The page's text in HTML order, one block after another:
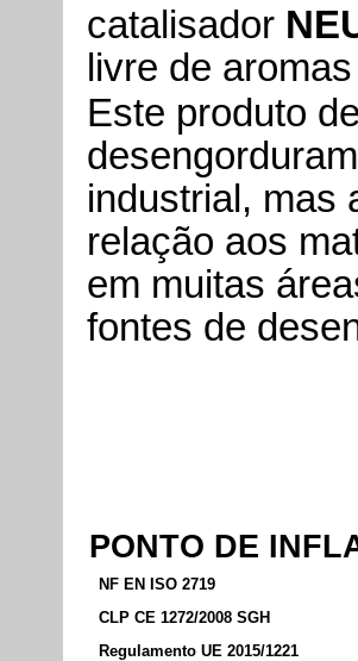
catalisador
livre de
Este produto
industrial, mas
relação aos
em muitas
fontes de
PONTO DE
NF EN ISO 2719
CLP CE 1272/2008 SGH
Regulamento UE 2015/1221